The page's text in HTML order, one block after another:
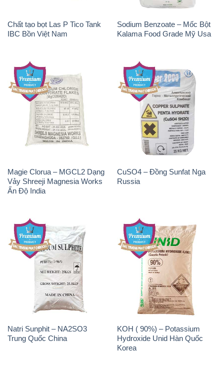
Chất tạo bọt Las P Tico Tank
IBC Bồn Việt Nam
Sodium Benzoate – Mốc Bột
Kalama Food Grade Mỹ Usa
Magie Clorua – MGCL2 Dạng
Vảy Shreeji Magnesia Works
Ấn Độ India
CuSO4 – Đồng Sunfat Nga
Russia
Natri Sunphit – NA2SO3
Trung Quốc China
KOH ( 90%) – Potassium
Hydroxide Unid Hàn Quốc
Korea